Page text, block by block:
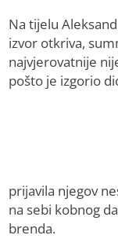
Na tijelu
izvor otkriva,
najvjerovatnije
pošto je izgorio
prijavila njegov
na sebi kobnog
brenda.